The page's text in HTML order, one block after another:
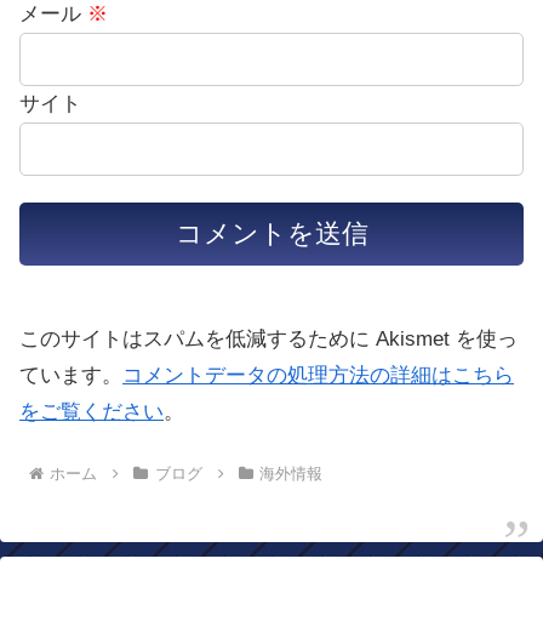
メール ※
サイト
このサイトはスパムを低減するために Akismet を使っ
ています。
コメントデータの処理方法の詳細はこちら
をご覧ください。
ホーム ブログ 海外情報